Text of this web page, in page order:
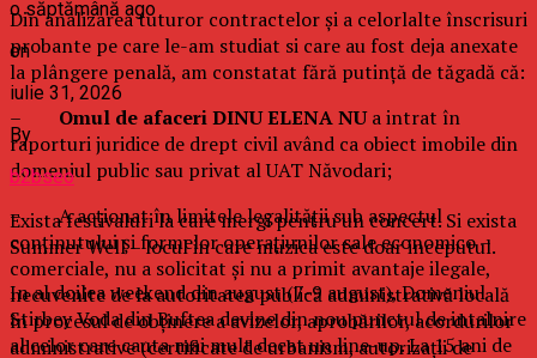
Din analizarea tuturor contractelor și a celorlalte înscrisuri
probante pe care le-am studiat si care au fost deja anexate
la plângere penală, am constatat fără putință de tăgadă că:
– Omul de afaceri DINU ELENANUa intrat în
raporturi juridice de drept civil având ca obiect imobile din
domeniul public sau privat al UAT Năvodari;
– A acționat în limitele legalității sub aspectul
conținutului și formelor operațiunilor sale economico –
comerciale, nu a solicitat și nu a primit avantaje ilegale,
necuvenite de la autoritatea publică administrativă locală
în procesul de obținere a avizelor, aprobărilor, acordurilor
administrative (certificate de urbanism, autorizații de
o săptămână ago
on
iulie 31, 2026
By
b2bseo
Exista festivaluri la care mergi pentru un concert. Si exista
Summer Well – locul in care muzica este doar inceputul.
In al doilea weekend din august (7-9 august), Domeniul
Stirbey Voda din Buftea devine din nou punctul de intalnire
al celor care cauta mai mult decat un line-up. La 15 ani de